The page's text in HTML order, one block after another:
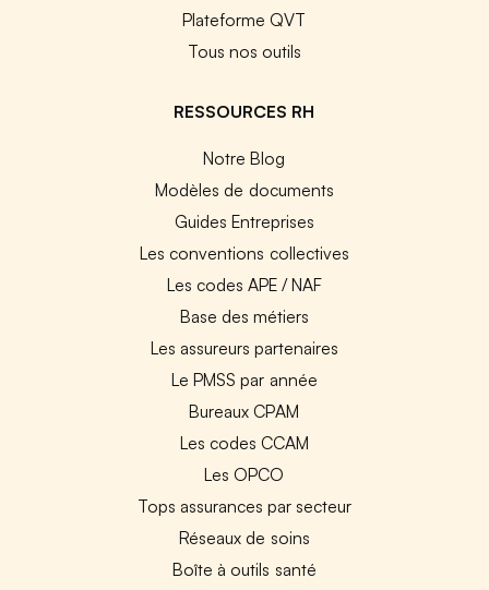
Plateforme QVT
Tous nos outils
RESSOURCES RH
Notre Blog
Modèles de documents
Guides Entreprises
Les conventions collectives
Les codes APE / NAF
Base des métiers
Les assureurs partenaires
Le PMSS par année
Bureaux CPAM
Les codes CCAM
Les OPCO
Tops assurances par secteur
Réseaux de soins
Boîte à outils santé